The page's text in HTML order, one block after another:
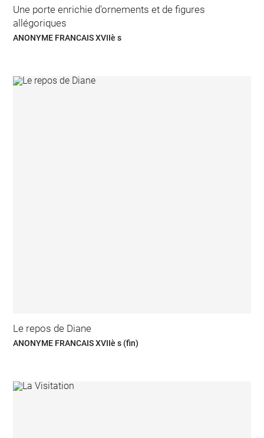
Une porte enrichie d'ornements et de figures
allégoriques
ANONYME FRANCAIS XVIIè s
Le repos de Diane
ANONYME FRANCAIS XVIIè s (fin)